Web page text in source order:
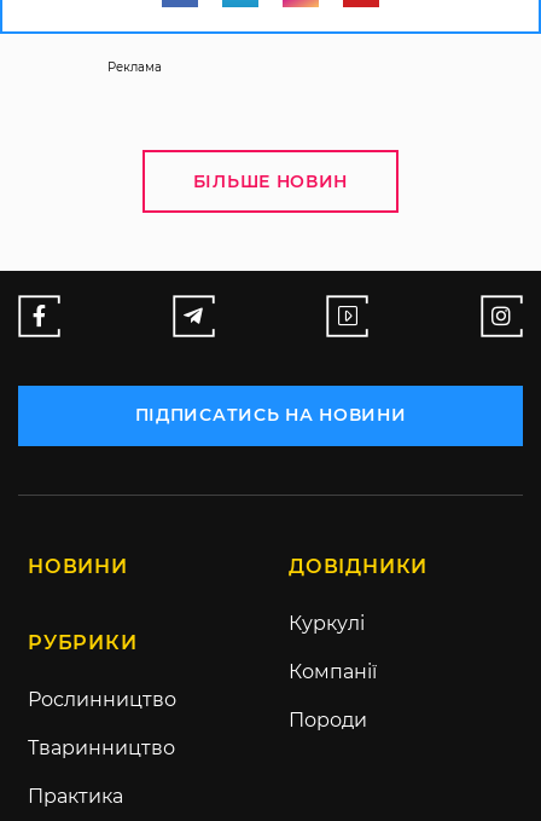
Реклама
БІЛЬШЕ НОВИН
ПІДПИСАТИСЬ НА НОВИНИ
НОВИНИ
РУБРИКИ
Рослинництво
Тваринництво
Практика
ДОВІДНИКИ
Куркулі
Компанії
Породи